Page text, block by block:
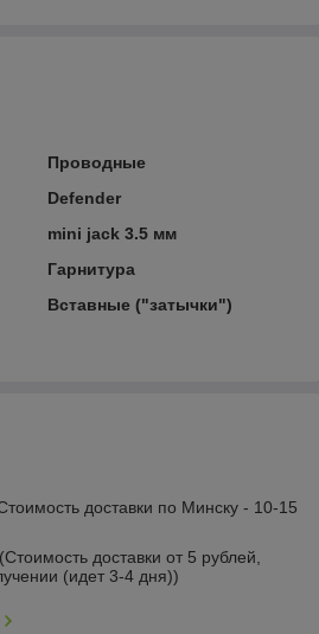
Проводные
Defender
mini jack 3.5 мм
Гарнитура
Вставные ("затычки")
доставки по Минску - 10-15
доставки от 5 рублей,
(идет 3-4 дня))